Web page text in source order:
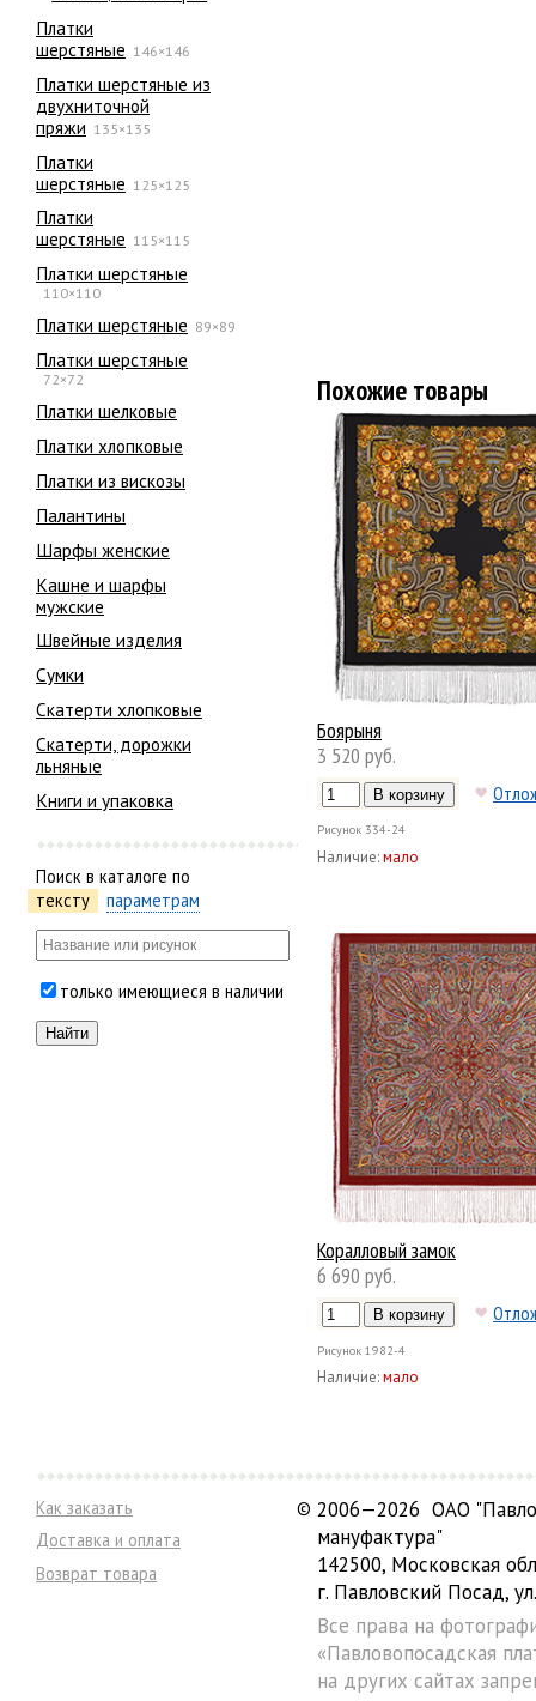
Платки
шерстяные 146×146
Платки шерстяные из
двухниточной
пряжи 135×135
Платки
шерстяные 125×125
Платки
шерстяные 115×115
Платки шерстяные
110×110
Платки шерстяные 89×89
Платки шерстяные
72×72
Платки шелковые
Платки хлопковые
Платки из вискозы
Палантины
Шарфы женские
Кашне и шарфы
мужские
Швейные изделия
Сумки
Скатерти хлопковые
Скатерти, дорожки
льняные
Книги и упаковка
Поиск в каталоге по
тексту
параметрам
только имеющиеся в наличии
Похожие товары
Боярыня
3 520 руб.
Рисунок 334-24
Наличие:мало
Коралловый замок
6 690 руб.
Рисунок 1982-4
Наличие:мало
Как заказать
Доставка и оплата
Возврат товара
© 2006—2026 ОАО
мануфактура"
142500, Московская
г. Павловский Посад,
Все права на
«Павловопосадская
на других сайтах